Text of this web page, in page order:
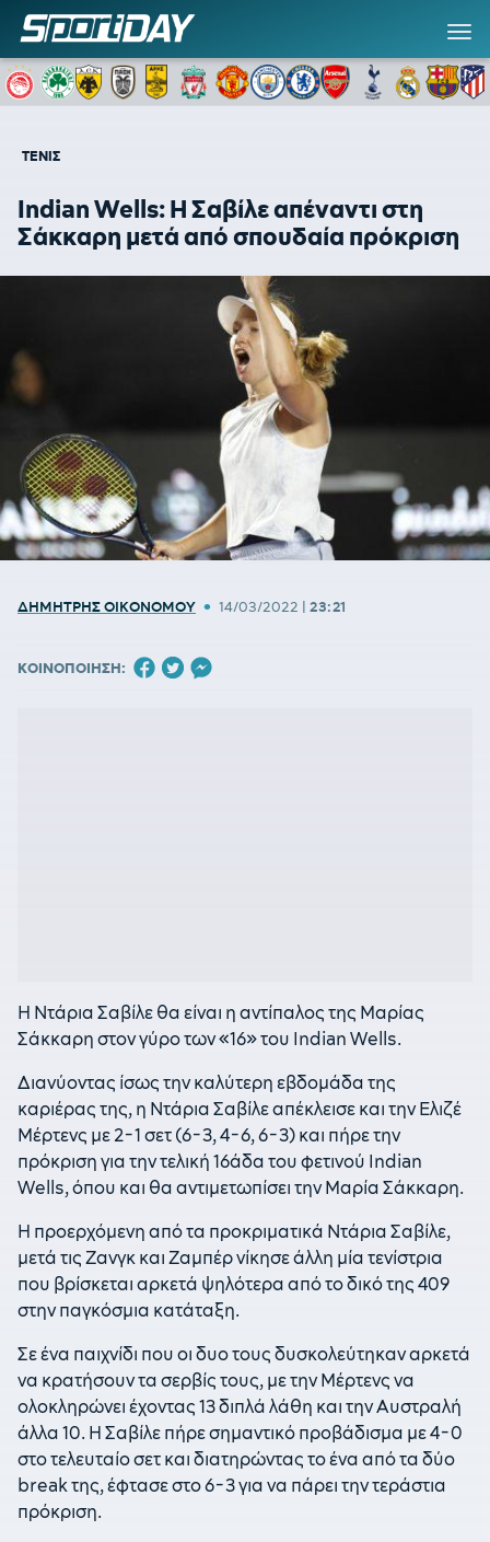
ΤΕΝΙΣ
Indian Wells: Η Σαβίλε απέναντι στη
Σάκκαρη μετά από σπουδαία πρόκριση
ΔΗΜΗΤΡΗΣ ΟΙΚΟΝΟΜΟΥ • 14/03/2022 | 23:21
ΚΟΙΝΟΠΟΙΗΣΗ:
Η Ντάρια Σαβίλε θα είναι η αντίπαλος της Μαρίας
Σάκκαρη στον γύρο των «16» του Indian Wells.
Διανύοντας ίσως την καλύτερη εβδομάδα της
καριέρας της, η Ντάρια Σαβίλε απέκλεισε και την Ελιζέ
Μέρτενς με 2-1 σετ (6-3, 4-6, 6-3) και πήρε την
πρόκριση για την τελική 16άδα του φετινού Indian
Wells, όπου και θα αντιμετωπίσει την Μαρία Σάκκαρη.
Η προερχόμενη από τα προκριματικά Ντάρια Σαβίλε,
μετά τις Ζανγκ και Ζαμπέρ νίκησε άλλη μία τενίστρια
που βρίσκεται αρκετά ψηλότερα από το δικό της 409
στην παγκόσμια κατάταξη.
Σε ένα παιχνίδι που οι δυο τους δυσκολεύτηκαν αρκετά
να κρατήσουν τα σερβίς τους, με την Μέρτενς να
ολοκληρώνει έχοντας 13 διπλά λάθη και την Αυστραλή
άλλα 10. Η Σαβίλε πήρε σημαντικό προβάδισμα με 4-0
στο τελευταίο σετ και διατηρώντας το ένα από τα δύο
break της, έφτασε στο 6-3 για να πάρει την τεράστια
πρόκριση.